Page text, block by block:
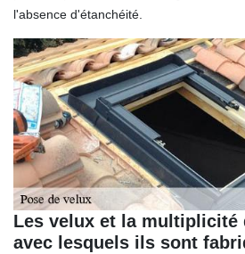
l'absence d'étanchéité.
Les velux et la multiplicité
avec lesquels ils sont